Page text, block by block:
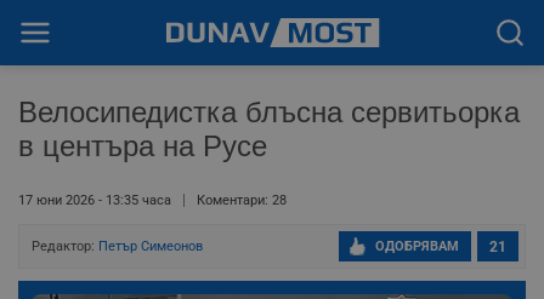
Велосипедистка блъсна сервитьорка
в центъра на Русе
17 юни 2026 - 13:35 часа Коментари: 28
Редактор: Петър Симеонов 21
ОДОБРЯВАМ